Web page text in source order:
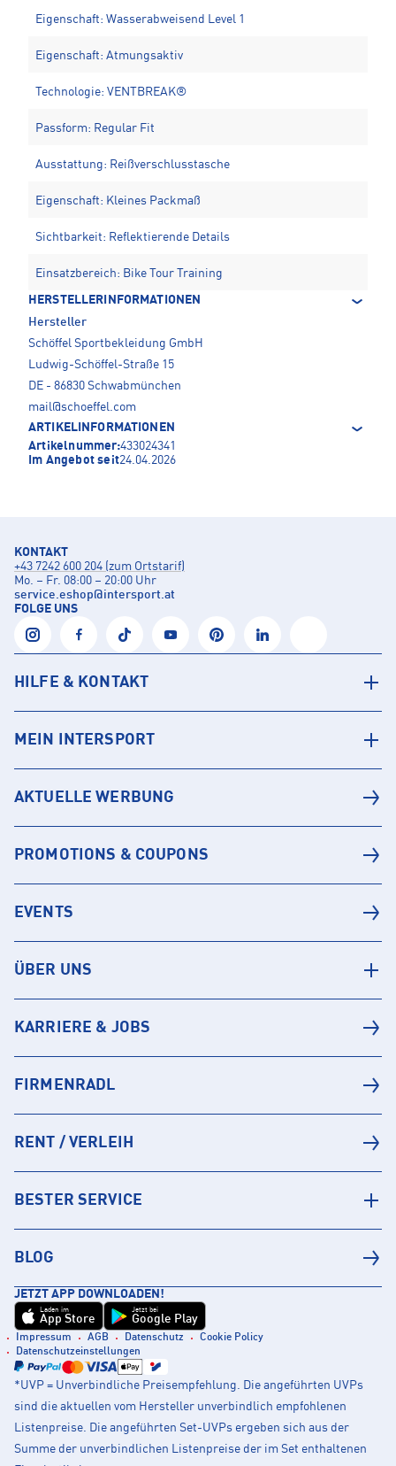
Eigenschaft: Wasserabweisend Level 1
Eigenschaft: Atmungsaktiv
Technologie: VENTBREAK®
Passform: Regular Fit
Ausstattung: Reißverschlusstasche
Eigenschaft: Kleines Packmaß
Sichtbarkeit: Reflektierende Details
Einsatzbereich: Bike Tour Training
HERSTELLERINFORMATIONEN
Hersteller
Schöffel Sportbekleidung GmbH
Ludwig-Schöffel-Straße 15
DE - 86830 Schwabmünchen
mail@schoeffel.com
ARTIKELINFORMATIONEN
Artikelnummer:433024341
Im Angebot seit24.04.2026
KONTAKT
+43 7242 600 204 (zum Ortstarif)
Mo. – Fr. 08:00 – 20:00 Uhr
service.eshop@intersport.at
FOLGE UNS
HILFE & KONTAKT
MEIN INTERSPORT
AKTUELLE WERBUNG
PROMOTIONS & COUPONS
EVENTS
ÜBER UNS
KARRIERE & JOBS
FIRMENRADL
RENT / VERLEIH
BESTER SERVICE
BLOG
JETZT APP DOWNLOADEN!
Laden im
App Store
Jetzt bei
Google Play
Impressum AGB Datenschutz
Cookie Policy
Datenschutzeinstellungen
*UVP = Unverbindliche Preisempfehlung. Die angeführten UVPs
sind die aktuellen vom Hersteller unverbindlich empfohlenen
Listenpreise. Die angeführten Set-UVPs ergeben sich aus der
Summe der unverbindlichen Listenpreise der im Set enthaltenen